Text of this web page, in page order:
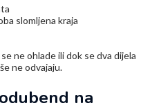
slomljena kraja
ne ohlade ili dok se dva dijela
ne odvajaju.
na